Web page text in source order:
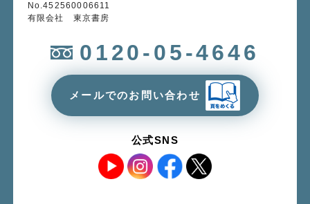
No.452560006611
有限会社 東京書房
0120-05-4646
メールでのお問い合わせ
公式SNS